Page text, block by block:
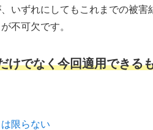
いずれにしてもこれまでの被害
不可欠です。
けでなく今回適用できる
限らない